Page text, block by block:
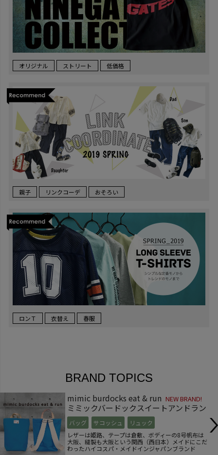
オリジナル ストリート 低価格
親子 リンクコーデ おそろい
ロンＴ 衣替え 春服
BRAND TOPICS
mimic burdocks eat & run NEW BRAND!
ミミックバードックスイートアンドラン
バッグ サコッシュ
リュック
レザーは姫路、テープは倉敷、ボディーの8号帆布は
大阪、縫製も大阪という関西（西日本）メイドにこだ
わったハイコスパ・メイドインジャパンブランド